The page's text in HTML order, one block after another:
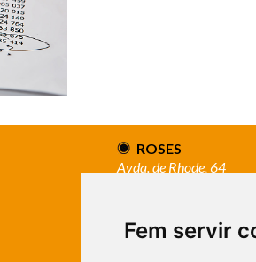
Fem servir
ROSES
Avda. de Rhode, 64
info@apivend.com